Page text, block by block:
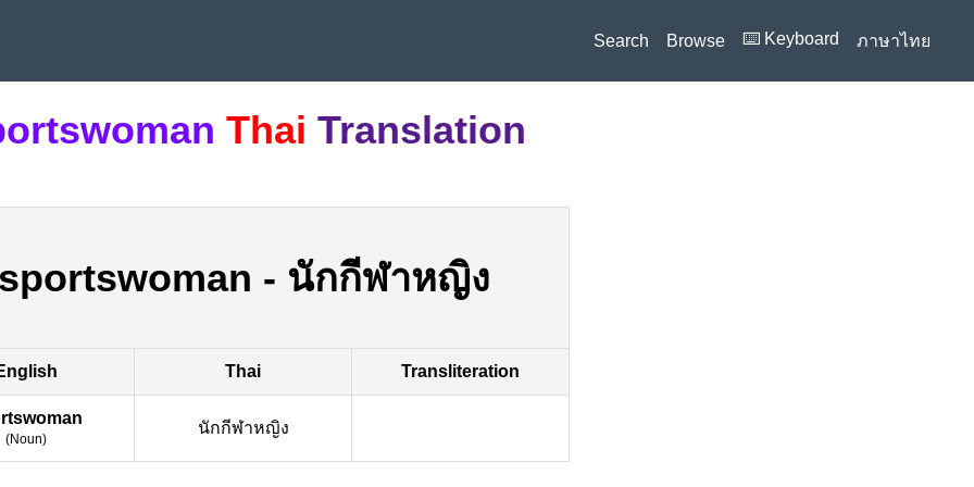
Search Browse ⌨️ Keyboard ภาษาไทย
Thai Translation
- นักกีฬาหญิง
Thai Transliteration
(Noun)
นักกีฬาหญิง